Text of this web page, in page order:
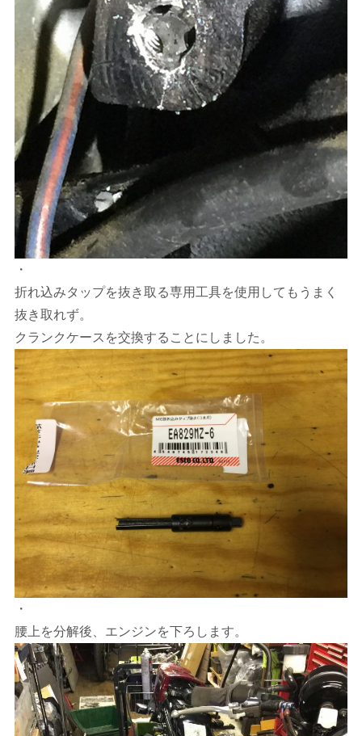
・
折れ込みタップを抜き取る専用工具を使用してもうまく
抜き取れず。
クランクケースを交換することにしました。
・
腰上を分解後、エンジンを下ろします。